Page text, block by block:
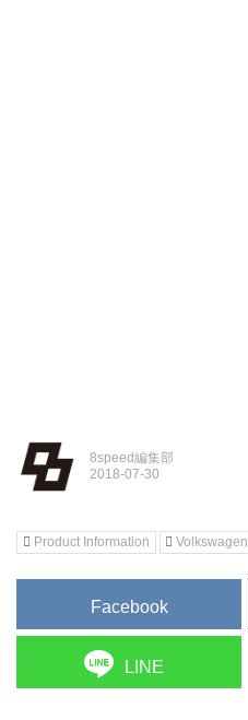
8speed編集部
Product Information Volkswagen
Facebook
LINE